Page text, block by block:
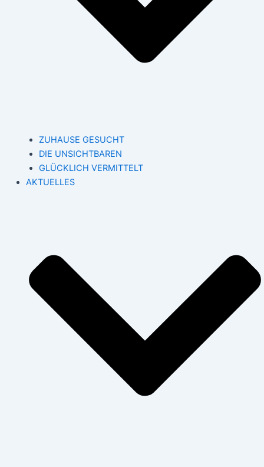
ZUHAUSE GESUCHT
DIE UNSICHTBAREN
GLÜCKLICH VERMITTELT
AKTUELLES